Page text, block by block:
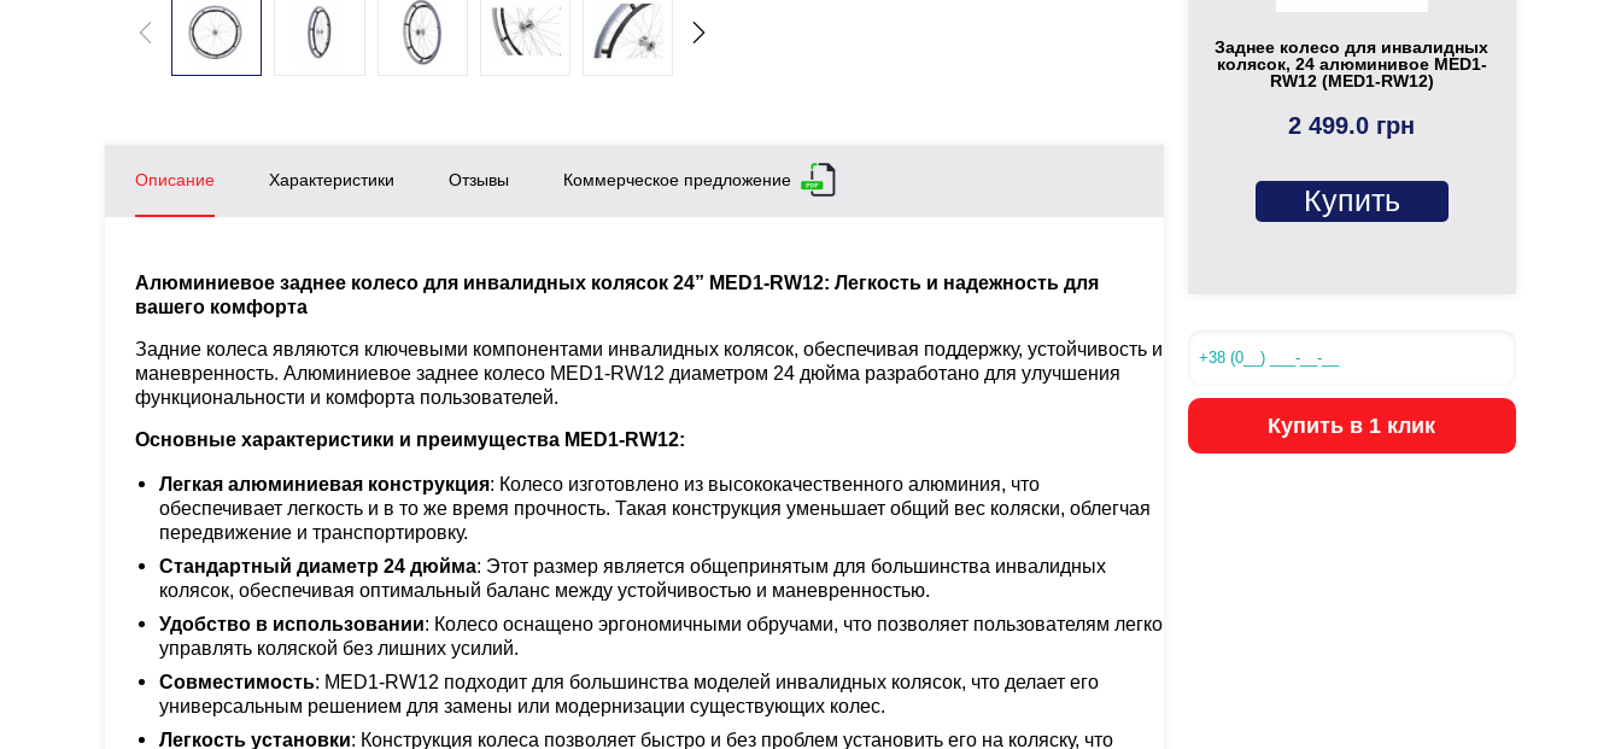
Описание Характеристики Отзывы Коммерческое предложение
Алюминиевое заднее колесо для инвалидных колясок 24” MED1-RW12: Легкость и надежность для
вашего комфорта
Задние колеса являются ключевыми компонентами инвалидных колясок, обеспечивая поддержку, устойчивость и
маневренность. Алюминиевое заднее колесо MED1-RW12 диаметром 24 дюйма разработано для улучшения
функциональности и комфорта пользователей.
Основные характеристики и преимущества MED1-RW12:
Легкая алюминиевая конструкция: Колесо изготовлено из высококачественного алюминия, что
обеспечивает легкость и в то же время прочность. Такая конструкция уменьшает общий вес коляски, облегчая
передвижение и транспортировку.
Стандартный диаметр 24 дюйма: Этот размер является общепринятым для большинства инвалидных
колясок, обеспечивая оптимальный баланс между устойчивостью и маневренностью.
Удобство в использовании: Колесо оснащено эргономичными обручами, что позволяет пользователям легко
управлять коляской без лишних усилий.
Совместимость: MED1-RW12 подходит для большинства моделей инвалидных колясок, что делает его
универсальным решением для замены или модернизации существующих колес.
Легкость установки: Конструкция колеса позволяет быстро и без проблем установить его на коляску, что
Заднее колесо для инвалидных
колясок, 24 алюминивое MED1-
RW12 (MED1-RW12)
2 499.0 грн
Купить
Купить в 1 клик